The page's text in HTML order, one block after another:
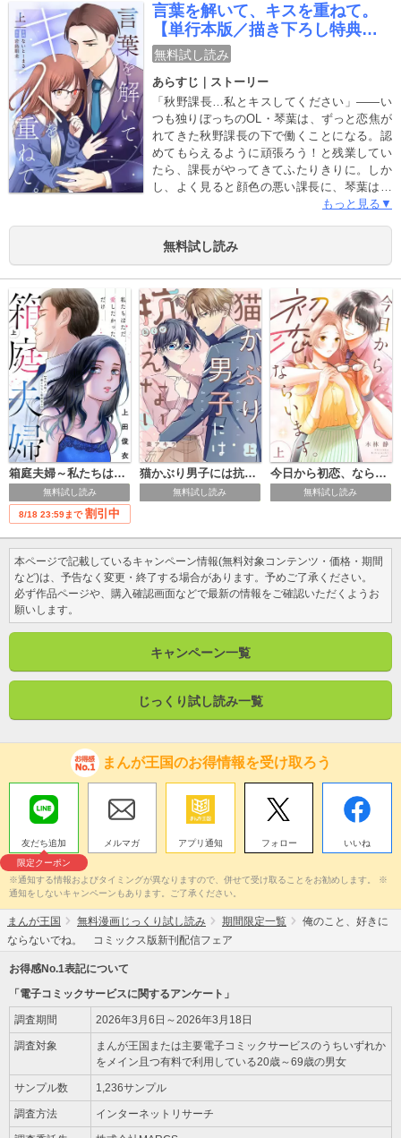
ートも世間知らずでズレまくりな皇子と平凡
な生活を求めるランの、ドタバタラブ・コメ
ディ！※本書は、現在配信している「異世界
皇子、おしかけ求婚に参りました（1）～
（5）」の内容が含まれております。重複購入
にご注意下さい。
言葉を解いて、キスを重ねて。
【単行本版／描き下ろし特典付
き】
無料試し読み
あらすじ｜ストーリー
「秋野課長…私とキスしてください」――い
つも独りぼっちのOL・琴葉は、ずっと恋焦が
れてきた秋野課長の下で働くことになる。認
めてもらえるように頑張ろう！と残業してい
たら、課長がやってきてふたりきりに。しか
し、よく見ると顔色の悪い課長に、琴葉は心
配のあまり【ある能力】を使って眠らせてし
「キスしたいな…」とぽろり。その瞬間、目
覚めた課長がまた【能力】にかかってしま
から恋が芽生えていく、ちょっと不思議なラ
ブストーリー。※本作品には「言葉を解い
て、キスを重ねて。(1)～(6)」の内容が格納さ
れてます。重複購入にお気を付けください。
もっと見る▼
無料試し読み
箱庭夫婦～私たちはただ愛したかっただけ～【単行本版／描き下ろし特典付き】
無料試し読み
8/18 23:59まで 割引中
猫かぶり男子には抗えない【単行本版／描き下ろし特典付き】
無料試し読み
今日から初恋、ならいます。【単行本版／描き下ろし特典付き】
無料試し読み
本ページで記載しているキャンペーン情報(無料対象コンテンツ・価格・期間
など)は、予告なく変更・終了する場合があります。予めご了承ください。
必ず作品ページや、購入確認画面などで最新の情報をご確認いただくようお
願いします。
キャンペーン一覧
じっくり試し読み一覧
まんが王国のお得情報を受け取ろう
友だち追加
限定クーポン
メルマガ アプリ通知 フォロー いいね
※通知する情報およびタイミングが異なりますので、併せて受け取ることをお勧めします。 ※
通知をしないキャンペーンもあります。ご了承ください。
まんが王国 無料漫画じっくり試し読み 期間限定一覧
俺のこと、好きに
ならないでね。 コミックス版新刊配信フェア
お得感No.1表記について
「電子コミックサービスに関するアンケート」
調査期間 2026年3月6日～2026年3月18日
調査対象
まんが王国または主要電子コミックサービスのうちいずれか
をメイン且つ有料で利用している20歳～69歳の男女
サンプル数 1,236サンプル
調査方法 インターネットリサーチ